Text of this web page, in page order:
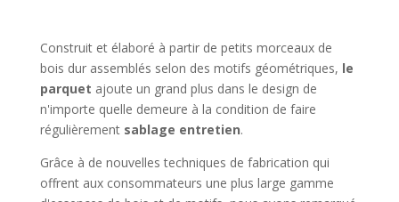
Construit et élaboré à partir de petits morceaux de
bois dur assemblés selon des motifs géométriques, le
parquet ajoute un grand plus dans le design de
n'importe quelle demeure à la condition de faire
régulièrement sablage entretien.
Grâce à de nouvelles techniques de fabrication qui
offrent aux consommateurs une plus large gamme